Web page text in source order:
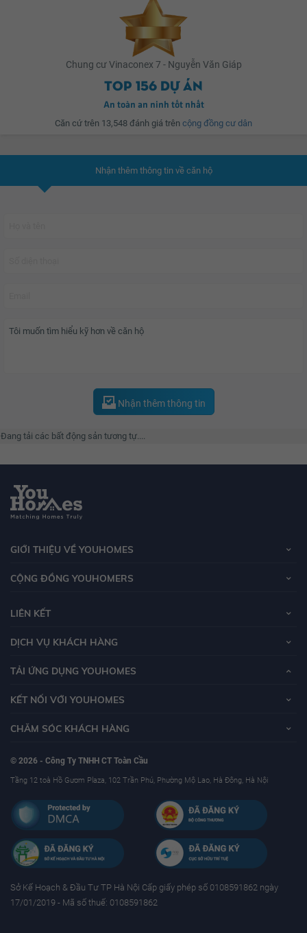
khu bởi các dự án lớn kế cận như: Khu đô thị Mỹ Đình 1,... với nhiều tiện ích
cũng như khu vui chơi giải trí, trường học, bệnh viện…
Chung cư Vinaconex 7 - Nguyễn Văn Giáp
Top 156 dự án
An toàn an ninh tốt nhất
Căn cứ trên 13,548 đánh giá trên cộng đồng cư dân
Nhận thêm thông tin về căn hộ
Nhận thêm thông tin
tải các bất động sản tương tự....
GIỚI THIỆU VỀ YOUHOMES
CỘNG ĐỒNG YOUHOMERS
LIÊN KẾT
DỊCH VỤ KHÁCH HÀNG
TẢI ỨNG DỤNG YOUHOMES
KẾT NỐI VỚI YOUHOMES
CHĂM SÓC KHÁCH HÀNG
© 2026 - Công Ty TNHH CT Toàn Cầu
Tầng 12 toà Hồ Gươm Plaza, 102 Trần Phú, Phường Mộ Lao, Hà Đông, Hà Nội
Sở Kế Hoạch & Ðầu Tư TP Hà Nội Cấp giấy phép số 0108591862 ngày
17/01/2019 - Mã số thuế: 0108591862